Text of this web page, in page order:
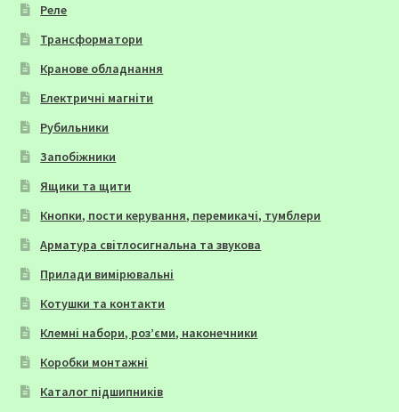
Реле
Трансформатори
Кранове обладнання
Електричні магніти
Рубильники
Запобіжники
Ящики та щити
Кнопки, пости керування, перемикачі, тумблери
Арматура світлосигнальна та звукова
Прилади вимірювальні
Котушки та контакти
Клемні набори, роз’єми, наконечники
Коробки монтажні
Каталог підшипників